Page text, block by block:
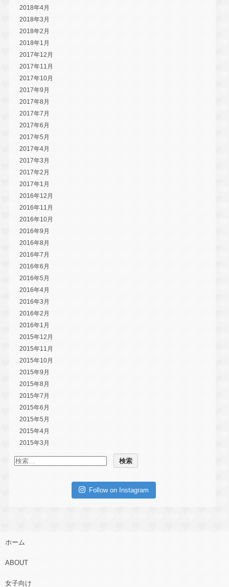
2018年4月
2018年3月
2018年2月
2018年1月
2017年12月
2017年11月
2017年10月
2017年9月
2017年8月
2017年7月
2017年6月
2017年5月
2017年4月
2017年3月
2017年2月
2017年1月
2016年12月
2016年11月
2016年10月
2016年9月
2016年8月
2016年7月
2016年6月
2016年5月
2016年4月
2016年3月
2016年2月
2016年1月
2015年12月
2015年11月
2015年10月
2015年9月
2015年8月
2015年7月
2015年6月
2015年5月
2015年4月
2015年3月
Follow on Instagram
ホーム
ABOUT
女子向け